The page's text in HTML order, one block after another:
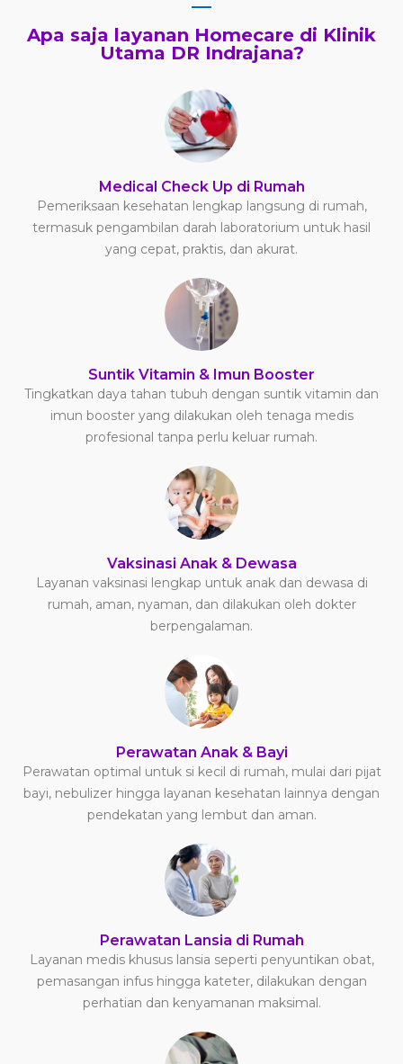
Apa saja layanan Homecare di Klinik
Utama DR Indrajana?
Medical Check Up di Rumah
Pemeriksaan kesehatan lengkap langsung di rumah,
termasuk pengambilan darah laboratorium untuk hasil
yang cepat, praktis, dan akurat.
Suntik Vitamin & Imun Booster
Tingkatkan daya tahan tubuh dengan suntik vitamin dan
imun booster yang dilakukan oleh tenaga medis
profesional tanpa perlu keluar rumah.
Vaksinasi Anak & Dewasa
Layanan vaksinasi lengkap untuk anak dan dewasa di
rumah, aman, nyaman, dan dilakukan oleh dokter
berpengalaman.
Perawatan Anak & Bayi
Perawatan optimal untuk si kecil di rumah, mulai dari pijat
bayi, nebulizer hingga layanan kesehatan lainnya dengan
pendekatan yang lembut dan aman.
Perawatan Lansia di Rumah
Layanan medis khusus lansia seperti penyuntikan obat,
pemasangan infus hingga kateter, dilakukan dengan
perhatian dan kenyamanan maksimal.